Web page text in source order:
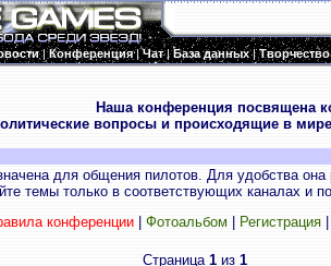
|Конференция|Чат|База данных|Творчество
Наша конференция посвящена
вопросы и происходящие в
для общения пилотов. Для удобства
темы только в соответствующих каналах и
конференции| Фотоальбом Регистрация
Страница 1 из 1